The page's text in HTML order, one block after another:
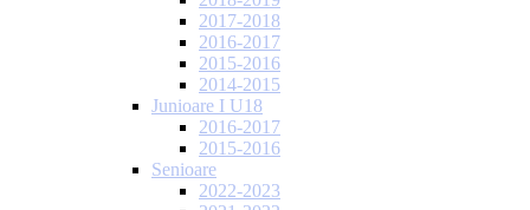
2017-2018
2016-2017
2015-2016
2014-2015
Junioare I U18
2016-2017
2015-2016
Senioare
2022-2023